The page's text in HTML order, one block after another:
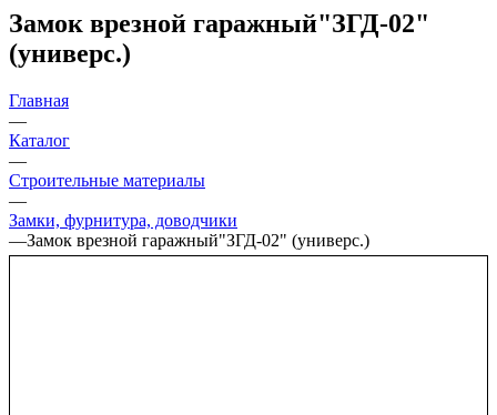
Замок врезной гаражный"ЗГД-02"
(универс.)
Главная
—
Каталог
—
Строительные материалы
—
Замки, фурнитура, доводчики
—Замок врезной гаражный"ЗГД-02" (универс.)